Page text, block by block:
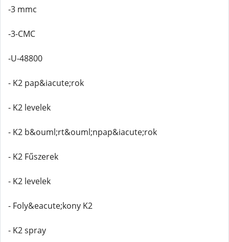
-3 mmc
-3-CMC
-U-48800
- K2 pap&iacute;rok
- K2 levelek
- K2 b&ouml;rt&ouml;npap&iacute;rok
- K2 Fűszerek
- K2 levelek
- Foly&eacute;kony K2
- K2 spray